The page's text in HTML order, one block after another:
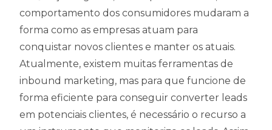
comportamento dos consumidores mudaram a
forma como as empresas atuam para
conquistar novos clientes e manter os atuais.
Atualmente, existem muitas ferramentas de
inbound marketing, mas para que funcione de
forma eficiente para conseguir converter leads
em potenciais clientes, é necessário o recurso a